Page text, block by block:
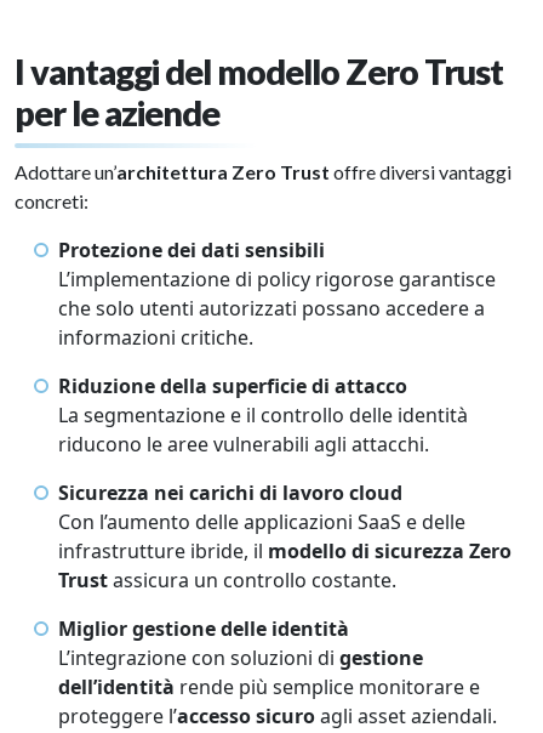
I vantaggi del modello Zero Trust
per le aziende
Adottare un’architettura Zero Trust offre diversi vantaggi
concreti:
Protezione dei dati sensibili
L’implementazione di policy rigorose garantisce
che solo utenti autorizzati possano accedere a
informazioni critiche.
Riduzione della superficie di attacco
La segmentazione e il controllo delle identità
riducono le aree vulnerabili agli attacchi.
Sicurezza nei carichi di lavoro cloud
Con l’aumento delle applicazioni SaaS e delle
infrastrutture ibride, il modello di sicurezza Zero
Trustassicura un controllo costante.
Miglior gestione delle identità
L’integrazione con soluzioni di gestione
dell’identità rende più semplice monitorare e
proteggere l’accesso sicuroagli asset aziendali.